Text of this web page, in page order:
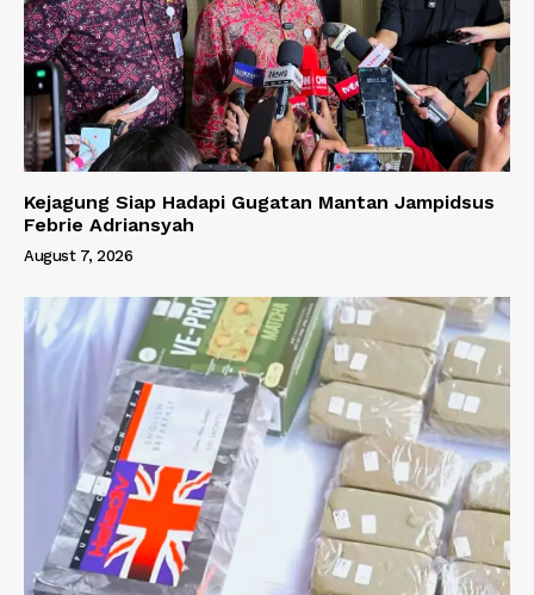
Kejagung Siap Hadapi Gugatan Mantan Jampidsus
Febrie Adriansyah
August 7, 2026